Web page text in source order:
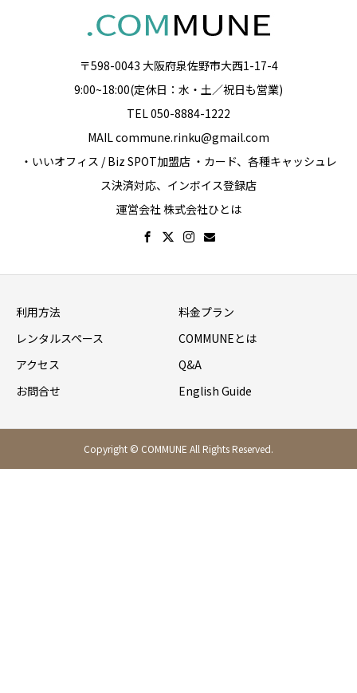
〒598-0043 大阪府泉佐野市大西1-17-4
9:00~18:00(定休日：水・土／祝日も営業)
TEL 050-8884-1222
MAIL commune.rinku@gmail.com
・いいオフィス / Biz SPOT加盟店 ・カード、各種キャッシュレ
ス決済対応、インボイス登録店
運営会社 株式会社ひとは
利用方法
料金プラン
レンタルスペース
COMMUNEとは
アクセス
Q&A
お問合せ
English Guide
Copyright © COMMUNE All Rights Reserved.